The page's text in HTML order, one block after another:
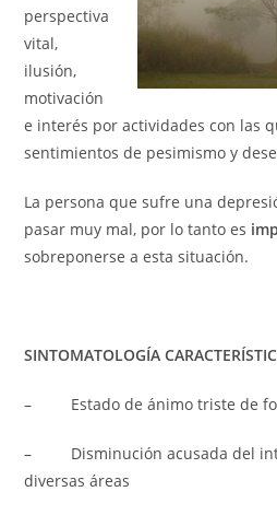
perspectiva
vital,
ilusión,
motivación
e interés por actividades con las
sentimientos de pesimismo y
La persona que sufre una
pasar muy mal, por lo tanto es
sobreponerse a esta situación.
SINTOMATOLOGÍA
– Estado de ánimo triste de
– Disminución acusada del
diversas áreas